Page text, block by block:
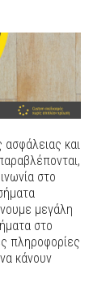
και
στο
μεγάλη
στο
πληροφορίες
κάνουν